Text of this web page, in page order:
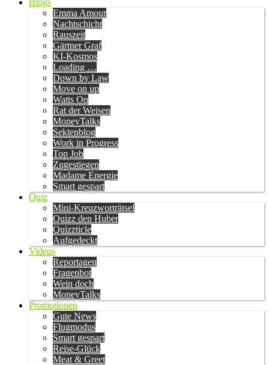
Blogs
Emma Amour
Nachtschicht
Rauszeit
Gärtner Graf
KI-Kosmos
Loading …
Down by Law
Move on up
Watts On
Rat der Weisen
MoneyTalks
Sektenblog
Work in Progress
Top Job
Zugestiegen
Madame Energie
Smart gespart
Quiz
Mini-Kreuzworträtsel
Quizz den Huber
Quizzticle
Aufgedeckt
Videos
Reportagen
Fragenbot
Wein doch
MoneyTalks
Promotionen
Gute News
Flugmodus
Smart gespart
Reise-Glück
Meat & Greet